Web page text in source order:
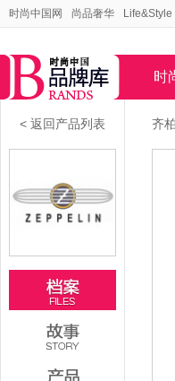
时尚中国网 尚品奢华 Life&Style
时
< 返回产品列表 齐